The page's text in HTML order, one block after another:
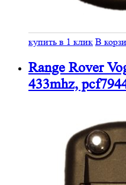
Range Rover
pcf7944.